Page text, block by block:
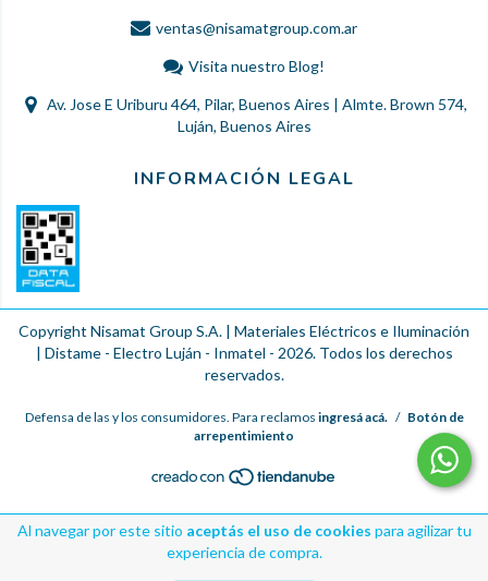
Al navegar por este sitio aceptás el uso de cookies para agilizar tu
experiencia de compra.
ventas@nisamatgroup.com.ar
Visita nuestro Blog!
Av. Jose E Uriburu 464, Pilar, Buenos Aires | Almte. Brown 574,
Luján, Buenos Aires
INFORMACIÓN LEGAL
Copyright Nisamat Group S.A. | Materiales Eléctricos e Iluminación
| Distame - Electro Luján - Inmatel - 2026. Todos los derechos
reservados.
Defensa de las y los consumidores. Para reclamos ingresá acá. / Botón de
arrepentimiento